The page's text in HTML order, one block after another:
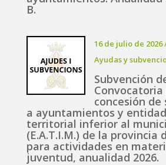
B.
16 de julio de 2026
Ayudas y
Subvención
Convocatoria
concesión de
a ayuntamientos y
territorial inferior al
(E.A.T.I.M.) de la provincia
para actividades en
juventud, anualidad 2026.